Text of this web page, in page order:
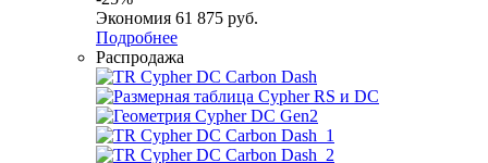
Экономия 61 875 руб.
Подробнее
Распродажа